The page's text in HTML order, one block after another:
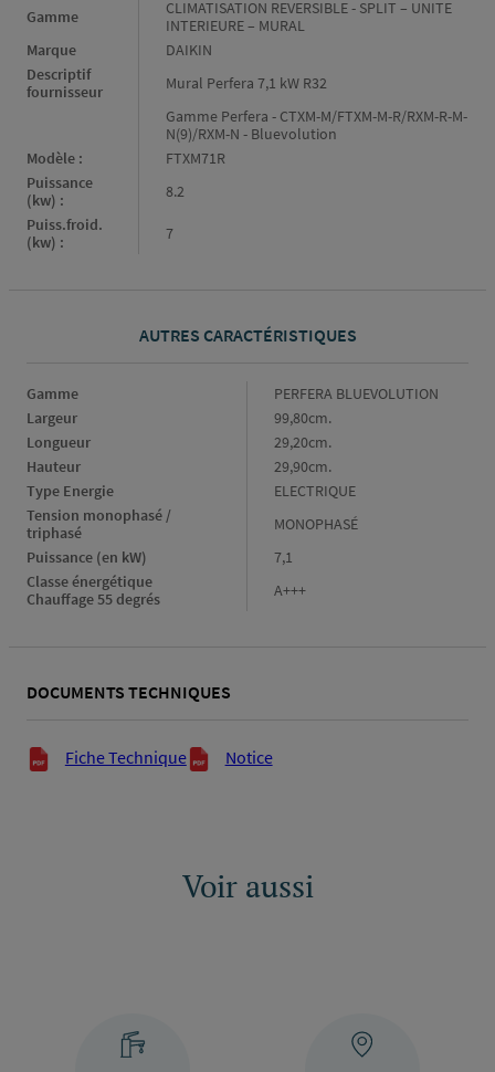
Gamme
CLIMATISATION REVERSIBLE - SPLIT – UNITE
INTERIEURE – MURAL
Marque
DAIKIN
Descriptif
fournisseur
Mural Perfera 7,1 kW R32
Gamme Perfera - CTXM-M/FTXM-M-R/RXM-R-M-
N(9)/RXM-N - Bluevolution
Modèle :
FTXM71R
Puissance
(kw) :
8.2
Puiss.froid.
(kw) :
7
AUTRES CARACTÉRISTIQUES
Gamme Gamme
PERFERA BLUEVOLUTION
Largeur
Largeur
99,80cm.
Longueur
Longueur
29,20cm.
Hauteur
Hauteur
29,90cm.
Type Energie
Type
ELECTRIQUE
Tension monophasé /
triphasé
Tension
/
MONOPHASÉ
Puissance (en kW)
Puissance
kW)
7,1
Classe énergétique
Chauffage 55 degrés
Classe
A+++
DOCUMENTS TECHNIQUES
Documents techniques
Fiche Technique Notice
Voir aussi